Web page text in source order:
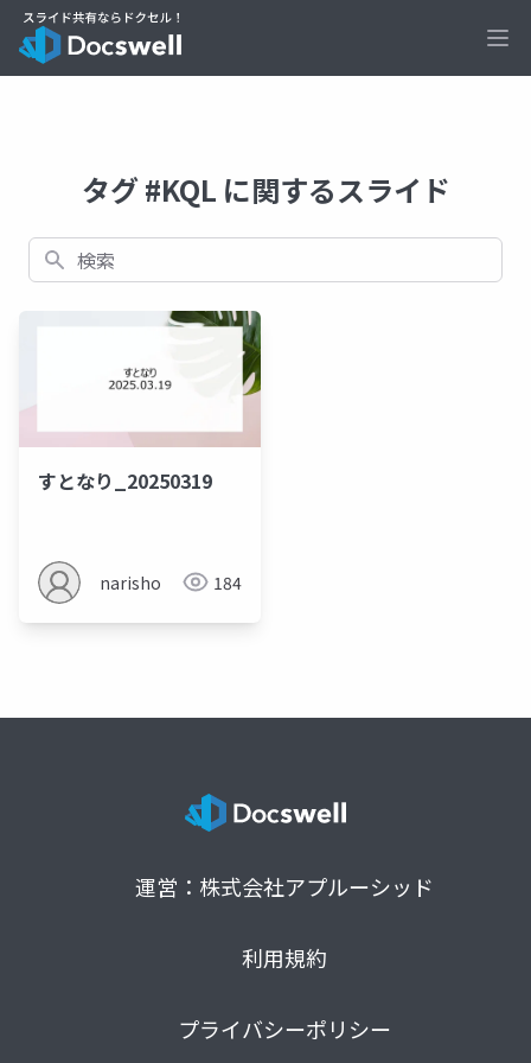
タグ #KQL に関するスライド
検索
すとなり_20250319
narisho 184
運営：株式会社アプルーシッド
利用規約
プライバシーポリシー